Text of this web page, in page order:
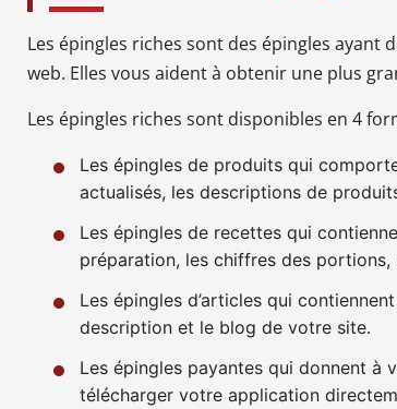
Les épingles riches sont des épingles
web. Elles vous aident à obtenir une plus
Les épingles riches sont disponibles en 4
Les épingles de produits qui
actualisés, les descriptions de
Les épingles de recettes qui
préparation, les chiffres des
Les épingles d’articles qui
description et le blog de votre site.
Les épingles payantes qui donnent à
télécharger votre application